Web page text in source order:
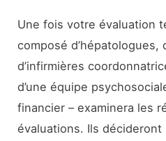
Une fois votre évaluation
composé d’hépatologues,
d’infirmières
d’une équipe
financier – examinera les
évaluations. Ils